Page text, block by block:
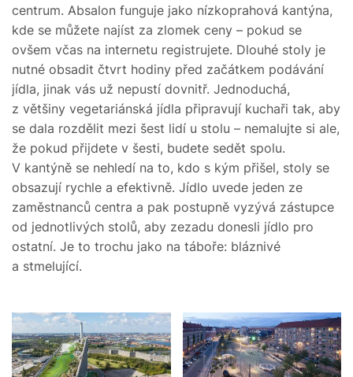
centrum. Absalon funguje jako nízkoprahová kantýna,
kde se můžete najíst za zlomek ceny – pokud se
ovšem včas na internetu registrujete. Dlouhé stoly je
nutné obsadit čtvrt hodiny před začátkem podávání
jídla, jinak vás už nepustí dovnitř. Jednoduchá,
z většiny vegetariánská jídla připravují kuchaři tak, aby
se dala rozdělit mezi šest lidí u stolu – nemalujte si ale,
že pokud přijdete v šesti, budete sedět spolu.
V kantýně se nehledí na to, kdo s kým přišel, stoly se
obsazují rychle a efektivně. Jídlo uvede jeden ze
zaměstnanců centra a pak postupně vyzývá zástupce
od jednotlivých stolů, aby zezadu donesli jídlo pro
ostatní. Je to trochu jako na táboře: bláznivé
a stmelující.